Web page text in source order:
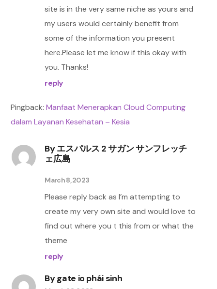
site is in the very same niche as yours and
my users would certainly benefit from
some of the information you present
here.Please let me know if this okay with
you. Thanks!
reply
Pingback:Manfaat Menerapkan Cloud Computing
dalam Layanan Kesehatan – Kesia
Byエスパルス 2 サガン サンフレッチ
ェ広島
March 8, 2023
Please reply back as I’m attempting to
create my very own site and would love to
find out where you t this from or what the
theme
reply
Bygate io phái sinh